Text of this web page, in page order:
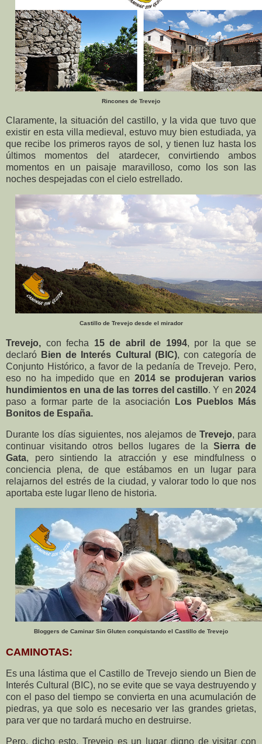
Rincones de Trevejo
Claramente, la situación del castillo, y la vida que tuvo que
existir en esta villa medieval, estuvo muy bien estudiada, ya
que recibe los primeros rayos de sol, y tienen luz hasta los
últimos momentos del atardecer, convirtiendo ambos
momentos en un paisaje maravilloso, como los son las
noches despejadas con el cielo estrellado.
Castillo de Trevejo desde el mirador
Trevejo, con fecha 15 de abril de 1994, por la que se
declaró Bien de Interés Cultural (BIC), con categoría de
Conjunto Histórico, a favor de la pedanía de Trevejo. Pero,
eso no ha impedido que en 2014 se produjeran varios
hundimientos en una de las torres del castillo. Y en2024
paso a formar parte de la asociación
Los Pueblos Más
Bonitos de España.
Durante los días siguientes, nos alejamos de Trevejo, para
continuar visitando otros bellos lugares de la Sierra de
Gata, pero sintiendo la atracción y ese mindfulness o
conciencia plena, de que estábamos en un lugar para
relajarnos del estrés de la ciudad, y valorar todo lo que nos
aportaba este lugar lleno de historia.
Bloggers de Caminar Sin Gluten conquistando el Castillo de Trevejo
CAMINOTAS:
Es una lástima que el Castillo de Trevejo siendo un Bien de
Interés Cultural (BIC), no se evite que se vaya destruyendo y
con el paso del tiempo se convierta en una acumulación de
piedras, ya que solo es necesario ver las grandes grietas,
para ver que no tardará mucho en destruirse.
Pero, dicho esto, Trevejo es un lugar digno de visitar con